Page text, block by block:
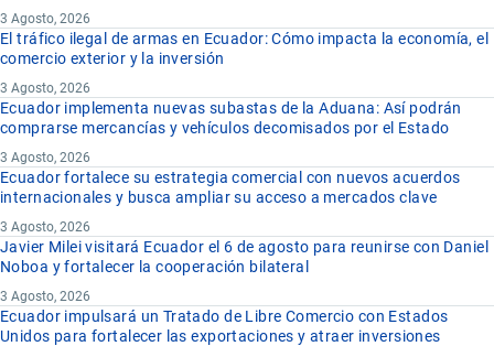
3 Agosto, 2026
El tráfico ilegal de armas en Ecuador: Cómo impacta la economía, el
comercio exterior y la inversión
3 Agosto, 2026
Ecuador implementa nuevas subastas de la Aduana: Así podrán
comprarse mercancías y vehículos decomisados por el Estado
3 Agosto, 2026
Ecuador fortalece su estrategia comercial con nuevos acuerdos
internacionales y busca ampliar su acceso a mercados clave
3 Agosto, 2026
Javier Milei visitará Ecuador el 6 de agosto para reunirse con Daniel
Noboa y fortalecer la cooperación bilateral
3 Agosto, 2026
Ecuador impulsará un Tratado de Libre Comercio con Estados
Unidos para fortalecer las exportaciones y atraer inversiones